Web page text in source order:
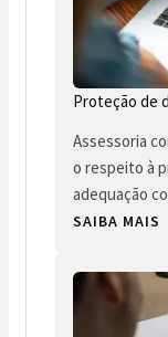
Proteção de
Assessoria
o respeito à
adequação
SAIBA MAIS